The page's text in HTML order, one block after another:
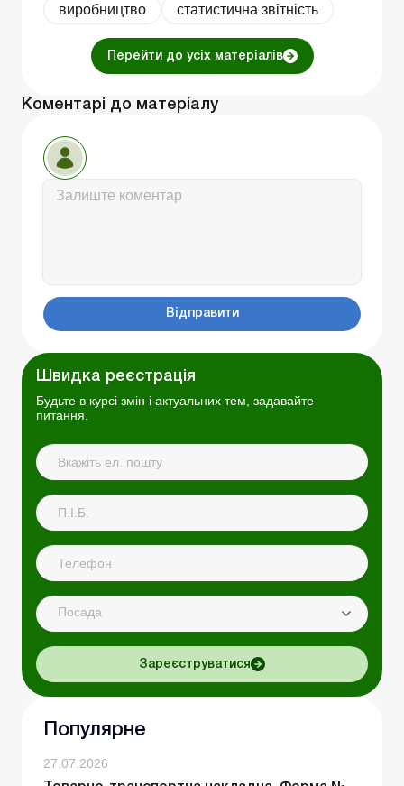
виробництво
статистична звітність
Перейти до усіх матеріалів
Коментарі до матеріалу
Відправити
Швидка реєстрація
Будьте в курсі змін і актуальних тем, задавайте
питання.
Посада
Зареєструватися
Популярне
27.07.2026